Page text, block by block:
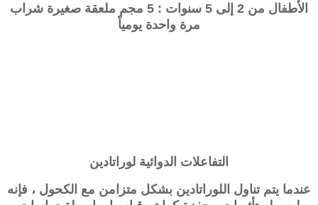
الأطفال من 2 إلى 5 سنوات : 5 مجم ملعقة صغيرة شراب
مرة واحدة يومياً
التفاعلات الدوائية لوراتادين
عندما يتم تناول اللوراتادين بشكل متزامن مع الكحول ، فإنه